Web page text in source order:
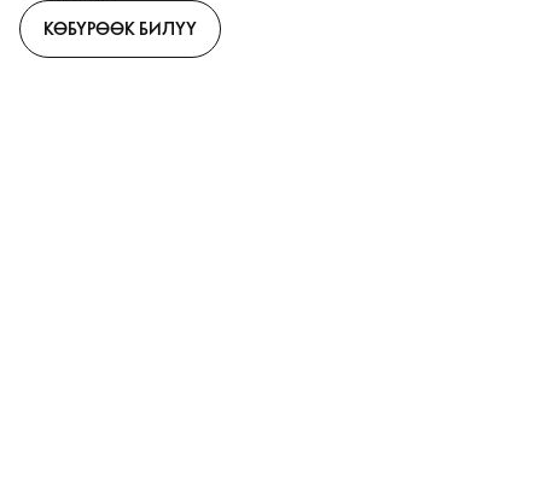
КӨБҮРӨӨК БИЛҮҮ